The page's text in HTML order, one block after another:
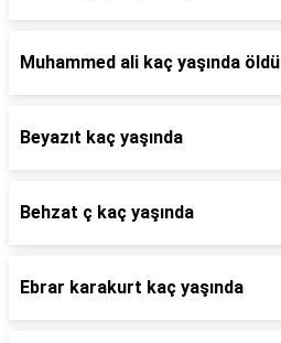
Muhammed ali kaç yaşında öldü
Beyazıt kaç yaşında
Behzat ç kaç yaşında
Ebrar karakurt kaç yaşında